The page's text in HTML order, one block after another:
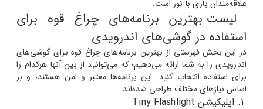
علاقه‌مندان بازی با نور است.
لیست بهترین برنامه‌های چراغ قوه برای
استفاده در گوشی‌های اندرویدی
در این بخش فهرستی از بهترین برنامه‌های چراغ قوه برای گوشی‌های
اندرویدی را به شما ارائه می‌دهیم؛ که می‌توانید از بین آنها هرکدام را
برای استفاده انتخاب کنید. این برنامه‌ها معتبر و امن هستند؛ و بر
اساس نیازهای مختلف طراحی شده‌اند.
1. اپلیکیشن Tiny Flashlight